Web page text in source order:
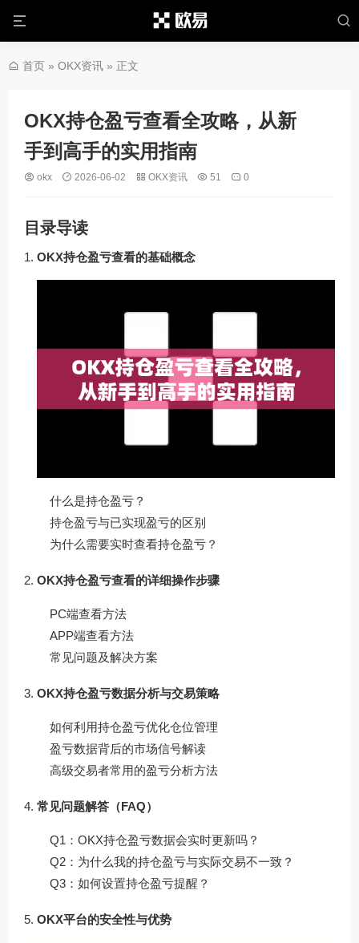
首页 » OKX资讯 » 正文
OKX持仓盈亏查看全攻略，从新
手到高手的实用指南
okx 2026-06-02 OKX资讯 51 0
目录导读
OKX持仓盈亏查看的基础概念
什么是持仓盈亏？
持仓盈亏与已实现盈亏的区别
为什么需要实时查看持仓盈亏？
OKX持仓盈亏查看的详细操作步骤
PC端查看方法
APP端查看方法
常见问题及解决方案
OKX持仓盈亏数据分析与交易策略
如何利用持仓盈亏优化仓位管理
盈亏数据背后的市场信号解读
高级交易者常用的盈亏分析方法
常见问题解答（FAQ）
Q1：OKX持仓盈亏数据会实时更新吗？
Q2：为什么我的持仓盈亏与实际交易不一致？
Q3：如何设置持仓盈亏提醒？
OKX平台的安全性与优势